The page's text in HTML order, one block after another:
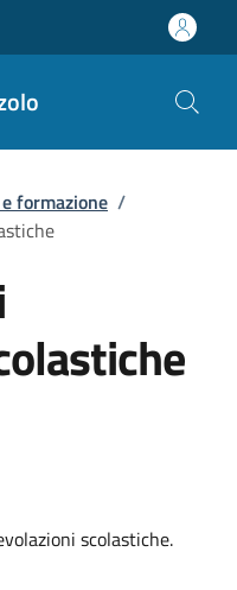
formazione /
scolastiche.